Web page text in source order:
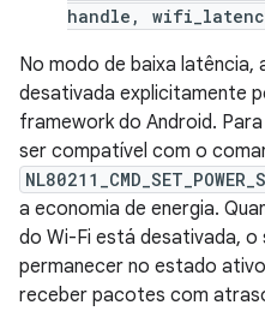
handle,
No modo de baixa latência,
desativada explicitamente
framework do Android.
ser compatível com o
a economia de energia.
do Wi-Fi está desativada, o
permanecer no estado
receber pacotes com